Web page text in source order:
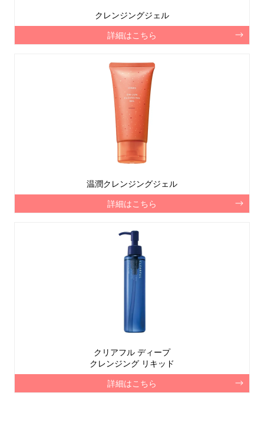
クレンジングジェル
詳細はこちら
温潤クレンジングジェル
詳細はこちら
クリアフル ディープ
クレンジング リキッド
詳細はこちら